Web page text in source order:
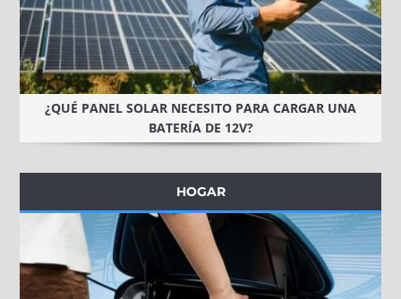
¿QUÉ PANEL SOLAR NECESITO PARA CARGAR UNA
BATERÍA DE 12V?
HOGAR